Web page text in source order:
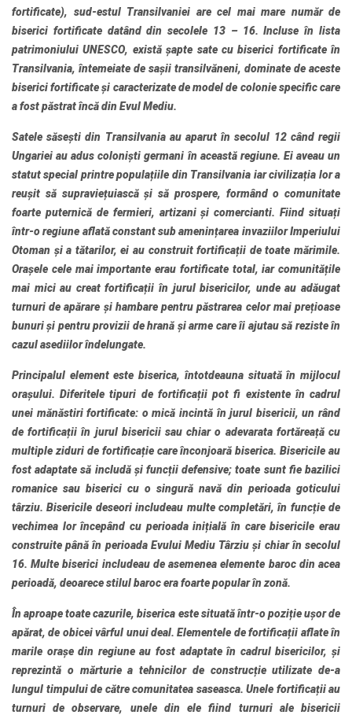
fortificate), sud-estul Transilvaniei are cel mai mare număr de
biserici fortificate datând din secolele 13 – 16. Incluse în lista
patrimoniuluiUNESCO, existășapte sate cu biserici fortificate în
Transilvania, întemeiate de sașii transilvăneni, dominate de aceste
biserici fortificateși caracterizate de model de colonie specific care
a fost păstrat încă din Evul Mediu.
Satele săsești din Transilvania au aparut în secolul 12 când regii
Ungariei au adus coloniști germani în această regiune. Ei aveau un
statut special printre populațiile din Transilvania iar civilizația lor a
reușit să supraviețuiască și să prospere, formând o comunitate
foarte puternică de fermieri, artizani și comercianti. Fiind situați
într-o regiune aflată constant sub amenințarea invaziilor Imperiului
Otoman și a tătarilor, ei au construit fortificații de toate mărimile.
Orașele cele mai importante erau fortificate total, iar comunitățile
mai mici au creat fortificații în jurul bisericilor, unde au adăugat
turnuri de apărare și hambare pentru păstrarea celor mai prețioase
bunuri și pentru provizii de hrană și arme care îi ajutau să reziste în
cazul asediilor îndelungate.
Principalul element este biserica, întotdeauna situată în mijlocul
orașului. Diferitele tipuri de fortificații pot fi existente în cadrul
unei mănăstiri fortificate: o mică incintă în jurul bisericii, un rând
de fortificații în jurul bisericii sau chiar o adevarata fortăreață cu
multiple ziduri de fortificație care înconjoară biserica. Bisericile au
fost adaptate să includă și funcții defensive; toate sunt fie bazilici
romanice sau biserici cu o singură navă din perioada goticului
târziu. Bisericile deseori includeau multe completări, în funcție de
vechimea lor începând cu perioada inițială în care bisericile erau
construite până în perioada Evului Mediu Târziu și chiar în secolul
16. Multe biserici includeau de asemenea elemente baroc din acea
perioadă, deoarece stilul baroc era foarte popular în zonă.
În aproape toate cazurile, biserica este situată într-o poziție ușor de
apărat, de obicei vârful unui deal. Elementele de fortificații aflate în
marile orașe din regiune au fost adaptate în cadrul bisericilor, și
reprezintă o mărturie a tehnicilor de construcție utilizate de-a
lungul timpului de către comunitatea saseasca. Unele fortificații au
turnuri de observare, unele din ele fiind turnuri ale bisericii